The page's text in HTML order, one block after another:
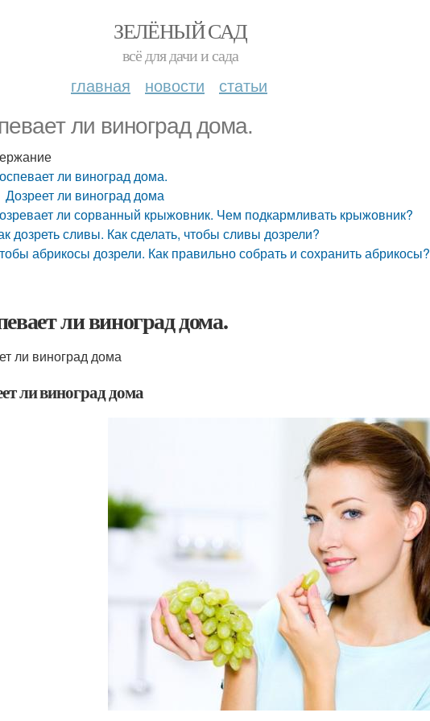
ЗЕЛЁНЫЙ САД
всё для дачи и сада
главная новости статьи
ли виноград дома.
ли виноград дома.
Дозреет ли виноград дома
ли сорванный крыжовник. Чем подкармливать крыжовник?
дозреть сливы. Как сделать, чтобы сливы дозрели?
абрикосы дозрели. Как правильно собрать и сохранить абрикосы?
ли виноград дома.
ли виноград дома
ли виноград дома